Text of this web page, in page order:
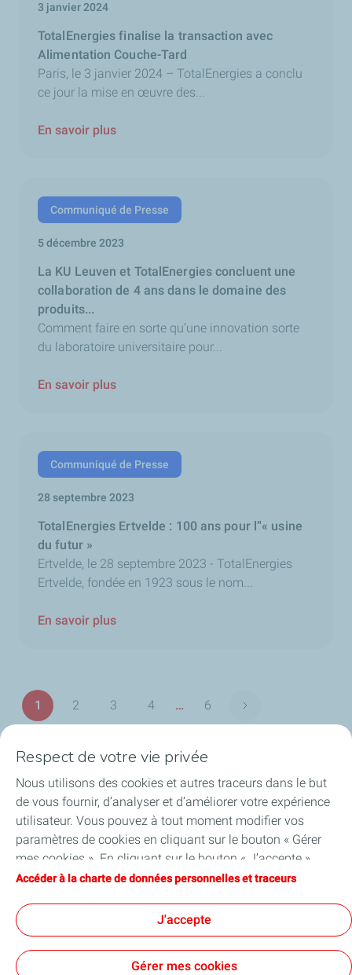
3 janvier 2024
TotalEnergies finalise la transaction avec
Alimentation Couche-Tard
Paris, le 3 janvier 2024 – TotalEnergies a conclu
ce jour la mise en œuvre des...
En savoir plus
Communiqué de Presse
5 décembre 2023
La KU Leuven et TotalEnergies concluent une
collaboration de 4 ans dans le domaine des
produits...
Comment faire en sorte qu’une innovation sorte
du laboratoire universitaire pour...
En savoir plus
Communiqué de Presse
28 septembre 2023
TotalEnergies Ertvelde : 100 ans pour l’'« usine
du futur »
Ertvelde, le 28 septembre 2023 - TotalEnergies
Ertvelde, fondée en 1923 sous le nom...
En savoir plus
Pagination
Page
1
Page
2
Page
3
Page
4 …
Dernière
6
Page suivante
TotalEnergies en Belgique
Nos actualités
Jobs
Respect de votre vie privée
Nous utilisons des cookies et autres traceurs dans le but
de vous fournir, d’analyser et d’améliorer votre expérience
utilisateur. Vous pouvez à tout moment modifier vos
paramètres de cookies en cliquant sur le bouton « Gérer
mes cookies ». En cliquant sur le bouton « J’accepte »,
vous acceptez le dépôt de l’ensemble des cookies. Dans le
techniques nécessaires au bon fonctionnement du site
seront utilisés. Pour plus d’informations, vous pouvez
consulter la page « Charte de données personnelles et
traceurs ».
Accéder à la charte de données personnelles et traceurs
J'accepte
Gérer mes cookies